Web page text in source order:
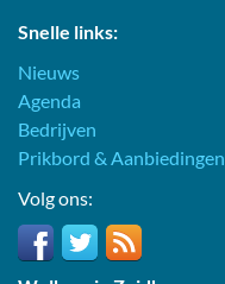
Snelle links:
Nieuws
Agenda
Bedrijven
Prikbord & Aanbiedingen
Volg ons: